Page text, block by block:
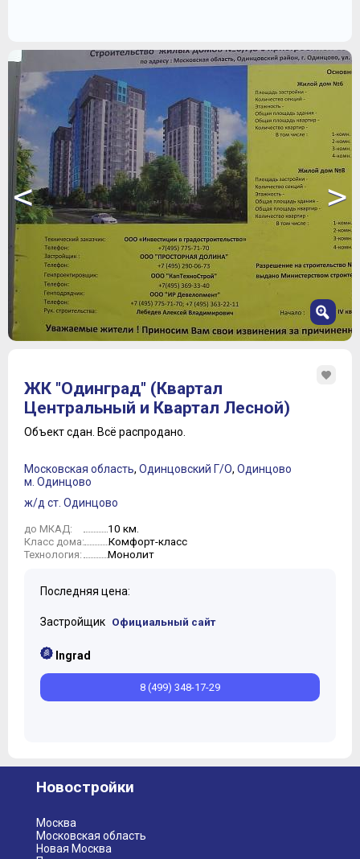
< >
3
4
5
ЖК "Одинград" (Квартал
Центральный и Квартал Лесной)
Объект сдан. Всё распродано.
Московская область, Одинцовский Г/О, Одинцово
м. Одинцово
ж/д ст. Одинцово
до МКАД: 10 км.
Класс дома: Комфорт-класс
Технология: Монолит
Последняя цена:
Застройщик Официальный сайт
Ingrad
8 (499) 348-17-29
Новостройки
Москва
Московская область
Новая Москва